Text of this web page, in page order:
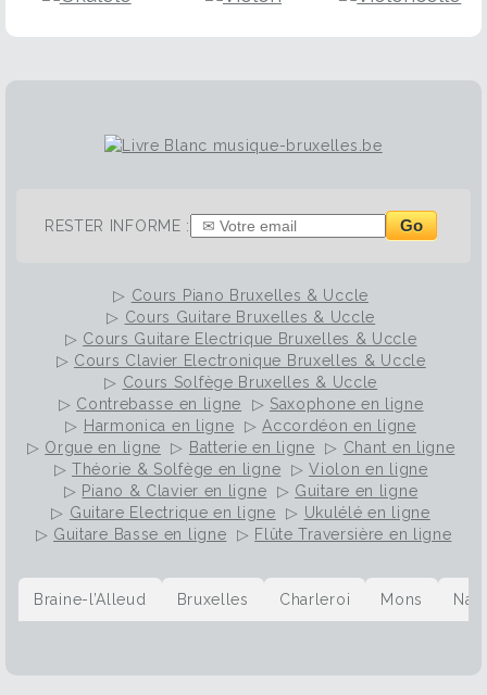
RESTER INFORME : Go
▷ Cours Piano Bruxelles & Uccle
▷ Cours Guitare Bruxelles & Uccle
▷ Cours Guitare Electrique Bruxelles & Uccle
▷ Cours Clavier Electronique Bruxelles & Uccle
▷ Cours Solfège Bruxelles & Uccle
▷ Contrebasse en ligne ▷ Saxophone en ligne
▷ Harmonica en ligne ▷Accordéon en ligne
▷ Orgue en ligne ▷ Batterie en ligne ▷ Chant en ligne
▷Théorie & Solfège en ligne ▷Violon en ligne
▷ Piano & Clavier en ligne ▷ Guitare en ligne
▷ Guitare Electrique en ligne ▷ Ukulélé en ligne
▷ Guitare Basse en ligne ▷ Flûte Traversière en ligne
Braine-l’Alleud Bruxelles Charleroi Mons